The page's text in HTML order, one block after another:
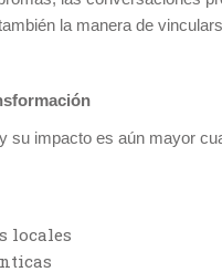
la manera de
su impacto es aún mayor
locales